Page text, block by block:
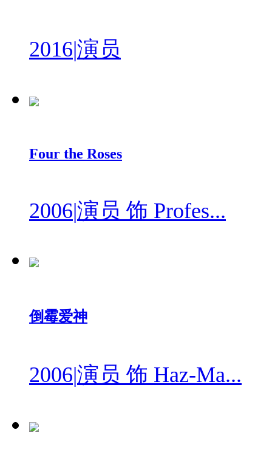
2016|演员
Four the Roses
2006|演员 饰 Profes...
倒霉爱神
2006|演员 饰 Haz-Ma...